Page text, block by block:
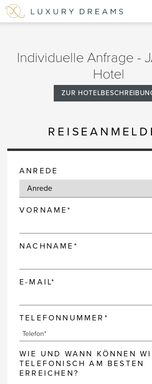
Individuelle Anfrage -
Hotel
ZUR
ANREDE
VORNAME*
NACHNAME*
E-MAIL*
TELEFONNUMMER*
WIE UND WANN KÖNNEN
TELEFONISCH AM BESTEN
ERREICHEN?